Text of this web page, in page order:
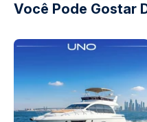
Você Pode Gostar